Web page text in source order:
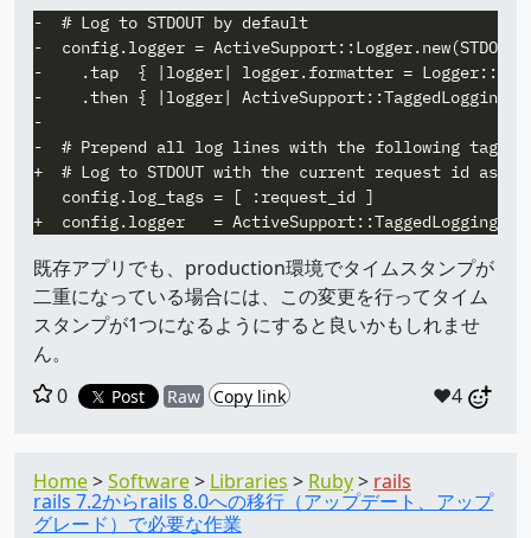
-  # Log to STDOUT by default
-  config.logger = ActiveSupport::Logger.new(STDOUT)
-    .tap  { |logger| logger.formatter =
-    .then { |logger|
-
-  # Prepend all log lines with the following tags.
+  # Log to STDOUT with the current request id as
   config.log_tags = [ :request_id ]
既存アプリでも、production環境でタイムスタンプが
二重になっている場合には、この変更を行ってタイム
スタンプが1つになるようにすると良いかもしれませ
ん。
0
Post Raw Copy link ❤️4
Home Software Libraries Ruby rails
rails 7.2からrails 8.0への移行（アップデート、アップ
グレード）で必要な作業